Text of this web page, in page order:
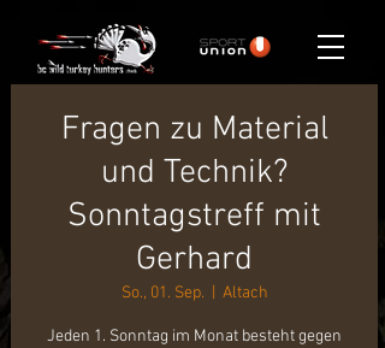
Fragen zu Material
und Technik?
Sonntagstreff mit
Gerhard
So., 01. Sep. Altach
Jeden 1. Sonntag im Monat besteht gegen